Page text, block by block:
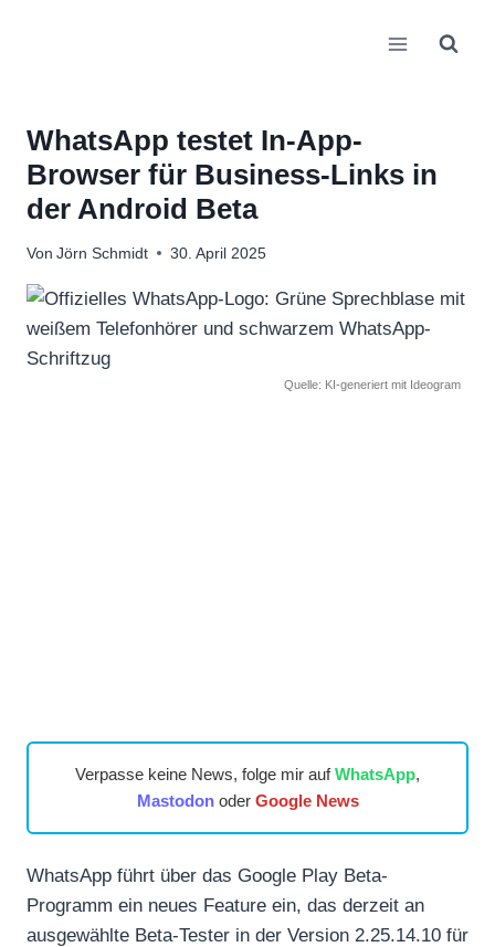
WhatsApp testet In-App-
Browser für Business-Links in
der Android Beta
Von Jörn Schmidt 30. April 2025
Quelle: KI-generiert mit Ideogram
Verpasse keine News, folge mir aufWhatsApp,
Mastodonoder Google News
WhatsApp führt über das Google Play Beta-
Programm ein neues Feature ein, das derzeit an
ausgewählte Beta-Tester in der Version 2.25.14.10 für